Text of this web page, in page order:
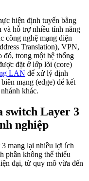
hiện định tuyến bằng
và hỗ trợ nhiều tính năng
công nghệ mạng diện
Translation), VPN,
đó, trong một hệ thống
đặt ở lớp lõi (core)
LAN để xử lý định
mạng (edge) để kết
khác.
switch Layer 3
nghiệp
mang lại nhiều lợi ích
phần không thể thiếu
đại, từ quy mô vừa đến